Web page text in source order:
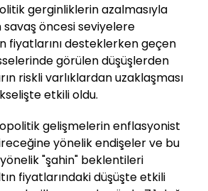
gerginliklerin azalmasıyla
savaş öncesi seviyelere
fiyatlarını desteklerken geçen
görülen düşüşlerden
riskli varlıklardan uzaklaşması
etkili oldu.
gelişmelerin enflasyonist
yönelik endişeler ve bu
"şahin" beklentileri
fiyatlarındaki düşüşte etkili